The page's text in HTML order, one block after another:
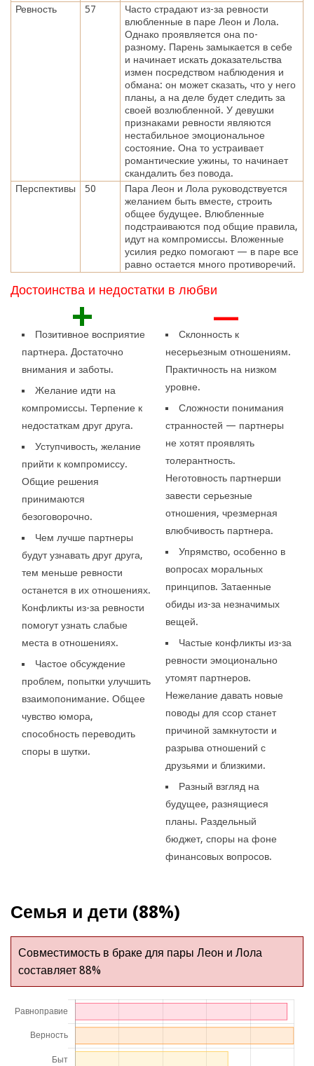
Ревность
57
Часто страдают из-за ревности
влюбленные в паре Леон и Лола.
Однако проявляется она по-
разному. Парень замыкается в себе
и начинает искать доказательства
измен посредством наблюдения и
обмана: он может сказать, что у него
планы, а на деле будет следить за
своей возлюбленной. У девушки
признаками ревности являются
нестабильное эмоциональное
состояние. Она то устраивает
романтические ужины, то начинает
скандалить без повода.
Перспективы
50
Пара Леон и Лола руководствуется
желанием быть вместе, строить
общее будущее. Влюбленные
подстраиваются под общие правила,
идут на компромиссы. Вложенные
усилия редко помогают — в паре все
равно остается много противоречий.
Достоинства и недостатки в любви
+
Позитивное восприятие
партнера. Достаточно
внимания и заботы.
Желание идти на
компромиссы. Терпение к
недостаткам друг друга.
Уступчивость, желание
прийти к компромиссу.
Общие решения
принимаются
безоговорочно.
Чем лучше партнеры
будут узнавать друг друга,
тем меньше ревности
останется в их отношениях.
Конфликты из-за ревности
помогут узнать слабые
места в отношениях.
Частое обсуждение
проблем, попытки улучшить
взаимопонимание. Общее
чувство юмора,
способность переводить
споры в шутки.
—
Склонность к
несерьезным отношениям.
Практичность на низком
уровне.
Сложности понимания
странностей — партнеры
не хотят проявлять
толерантность.
Неготовность партнерши
завести серьезные
отношения, чрезмерная
влюбчивость партнера.
Упрямство, особенно в
вопросах моральных
принципов. Затаенные
обиды из-за незначимых
вещей.
Частые конфликты из-за
ревности эмоционально
утомят партнеров.
Нежелание давать новые
поводы для ссор станет
причиной замкнутости и
разрыва отношений с
друзьями и близкими.
Разный взгляд на
будущее, разнящиеся
планы. Раздельный
бюджет, споры на фоне
финансовых вопросов.
Семья и дети (88%)
Совместимость в браке для пары Леон и Лола
составляет 88%